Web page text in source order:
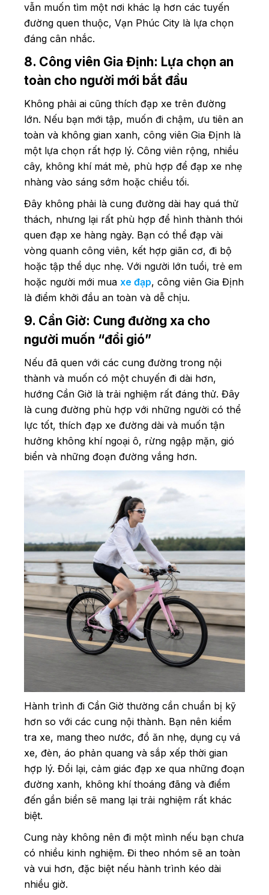
vẫn muốn tìm một nơi khác lạ hơn các tuyến
đường quen thuộc, Vạn Phúc City là lựa chọn
đáng cân nhắc.
8. Công viên Gia Định: Lựa chọn an
toàn cho người mới bắt đầu
Không phải ai cũng thích đạp xe trên đường
lớn. Nếu bạn mới tập, muốn đi chậm, ưu tiên an
toàn và không gian xanh, công viên Gia Định là
một lựa chọn rất hợp lý. Công viên rộng, nhiều
cây, không khí mát mẻ, phù hợp để đạp xe nhẹ
nhàng vào sáng sớm hoặc chiều tối.
Đây không phải là cung đường dài hay quá thử
thách, nhưng lại rất phù hợp để hình thành thói
quen đạp xe hàng ngày. Bạn có thể đạp vài
vòng quanh công viên, kết hợp giãn cơ, đi bộ
hoặc tập thể dục nhẹ. Với người lớn tuổi, trẻ em
hoặc người mới mua xe đạp, công viên Gia Định
là điểm khởi đầu an toàn và dễ chịu.
9. Cần Giờ: Cung đường xa cho
người muốn “đổi gió”
Nếu đã quen với các cung đường trong nội
thành và muốn có một chuyến đi dài hơn,
hướng Cần Giờ là trải nghiệm rất đáng thử. Đây
là cung đường phù hợp với những người có thể
lực tốt, thích đạp xe đường dài và muốn tận
hưởng không khí ngoại ô, rừng ngập mặn, gió
biển và những đoạn đường vắng hơn.
Hành trình đi Cần Giờ thường cần chuẩn bị kỹ
hơn so với các cung nội thành. Bạn nên kiểm
tra xe, mang theo nước, đồ ăn nhẹ, dụng cụ vá
xe, đèn, áo phản quang và sắp xếp thời gian
hợp lý. Đổi lại, cảm giác đạp xe qua những đoạn
đường xanh, không khí thoáng đãng và điểm
đến gần biển sẽ mang lại trải nghiệm rất khác
biệt.
Cung này không nên đi một mình nếu bạn chưa
có nhiều kinh nghiệm. Đi theo nhóm sẽ an toàn
và vui hơn, đặc biệt nếu hành trình kéo dài
nhiều giờ.